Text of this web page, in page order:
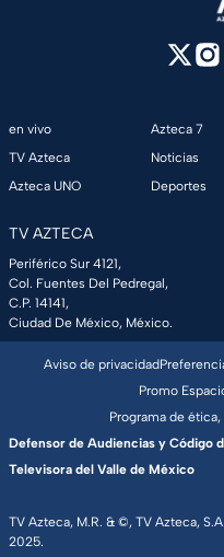
en vivo
TV Azteca
Azteca UNO
Azteca 7
Noticias
Deportes
TV AZTECA
Periférico Sur 4121,
Col. Fuentes Del Pedregal,
C.P. 14141,
Ciudad De México, México.
TV Azteca, M.R. & ©, TV Azteca,
2025.
Aviso de privacidad
Promo
Programa de
Defensor de Audiencias y Código
Televisora del Valle de México